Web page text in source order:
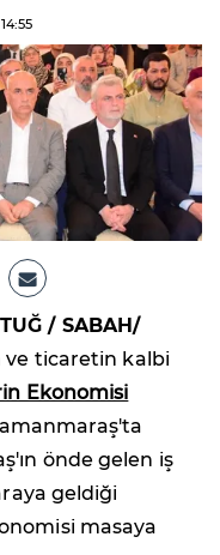
14:55
/ SABAH/
ve ticaretin kalbi
Ekonomisi
önde gelen iş
geldiği
masaya